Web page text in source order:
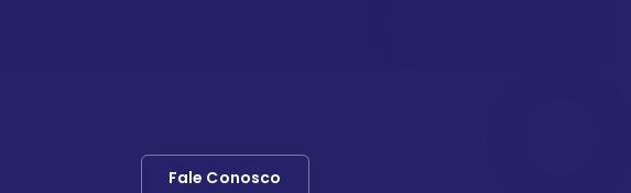
Fale Conosco